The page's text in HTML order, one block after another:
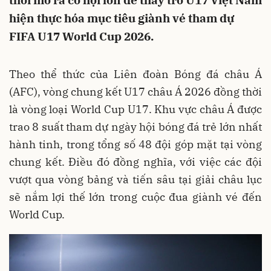
hiện thực hóa mục tiêu giành vé tham dự
FIFA U17 World Cup 2026.
Theo thể thức của Liên đoàn Bóng đá châu Á
(AFC), vòng chung kết U17 châu Á 2026 đồng thời
là vòng loại World Cup U17. Khu vực châu Á được
trao 8 suất tham dự ngày hội bóng đá trẻ lớn nhất
hành tinh, trong tổng số 48 đội góp mặt tại vòng
chung kết. Điều đó đồng nghĩa, với việc các đội
vượt qua vòng bảng và tiến sâu tại giải châu lục
sẽ nắm lợi thế lớn trong cuộc đua giành vé đến
World Cup.